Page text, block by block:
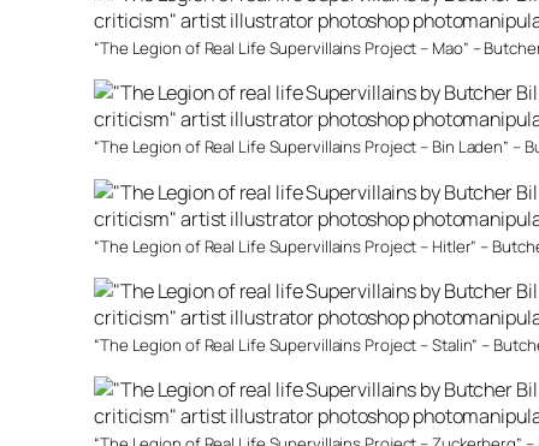
“The Legion of Real Life Supervillains Project – Mao” –
“The Legion of Real Life Supervillains Project – Bin Laden” –
“The Legion of Real Life Supervillains Project – Hitler” –
“The Legion of Real Life Supervillains Project – Stalin” –